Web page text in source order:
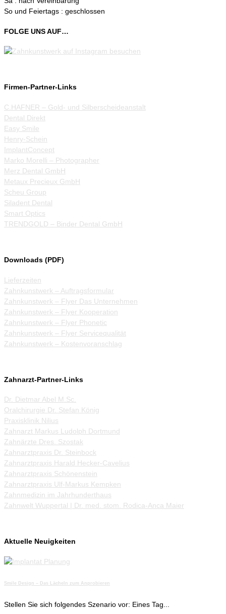
So und Feiertags : geschlossen
FOLGE UNS AUF…
Firmen-Partner-Links
C.HAFNER – Gold- und Silberscheideanstalt
Dental Direkt
Easy Smile
Henry-Schein
ImplantConcept
Marko Morelli – Photographer
Merz Dental GmbH
Metaux Precieux GmbH
Scheu Group
Siladent Dental
Smart Optics
TRENDGOLD – Binder Dental GmbH
Downloads (PDF)
Lieferzeiten
Zahnkunstwerk – Auftragsformular
Zahnkunstwerk – Flyer Das Unternehmen
Zahnkunstwerk – Flyer Kooperation
Zahnkunstwerk – Flyer Phonetic
Zahnkunstwerk – Flyer Servicequalität
Zahnkunstwerk – Kostenvoranschlag
Zahnarzt-Partner-Links
Dr. Dietmar Abel M.Sc.
Oralchirurgie Dr. Stefan König
Praxisklinik Nilius
Zahnarzt Markus Ludolph Dortmund
Zahnärzte Dres. Szostak
Zahnarztpraxis Dr. Steinbock
Zahnarztpraxis Harald Hecker-Cavelius
Zahnarztpraxis Schönenstein
Zahnarztpraxis Ulf-Markus Kempken
Zahnmedizin im Jahrhunderthaus
Zahnwelt Wuppertal | Dr. med. stom. Rodica-Anca Maier
Aktuelle Neuigkeiten
Smile Design – Das Lächeln zum Anprobieren
Stellen Sie sich folgendes Szenario vor: Eines Tag...